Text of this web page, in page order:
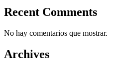
Recent Comments
No hay comentarios que mostrar.
Archives